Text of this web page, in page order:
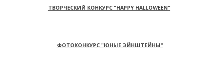
ТВОРЧЕСКИЙ КОНКУРС "HAPPY HALLOWEEN"
ФОТОКОНКУРС "ЮНЫЕ ЭЙНШТЕЙНЫ"